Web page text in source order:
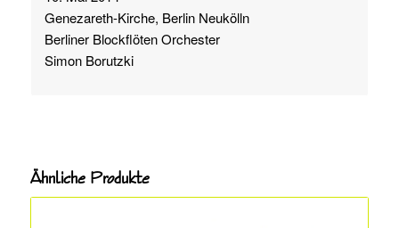
Genezareth-Kirche, Berlin Neukölln
Berliner Blockflöten Orchester
Simon Borutzki
Ähnliche Produkte